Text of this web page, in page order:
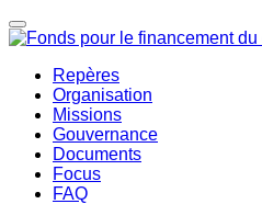
Repères
Organisation
Missions
Gouvernance
Documents
Focus
FAQ